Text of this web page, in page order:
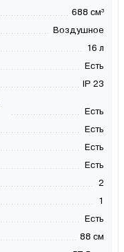
688 см³
Воздушное
16 л
Есть
IP 23
Есть
Есть
Есть
Есть
2
1
Есть
88 см